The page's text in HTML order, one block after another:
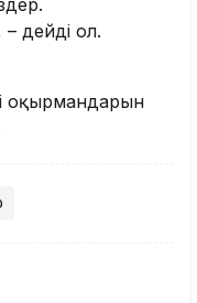
дейді ол.
оқырмандарын